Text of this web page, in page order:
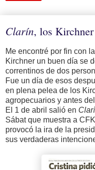
Clarín, los
Me encontré por fin con
Kirchner un buen día se
correntinos de dos
Fue un día de esos
en plena pelea de los
agropecuarios y antes
El 1 de abril salió en
Sábat que muestra a
provocó la ira de la
sus verdaderas